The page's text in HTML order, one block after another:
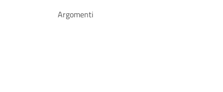
Argomenti